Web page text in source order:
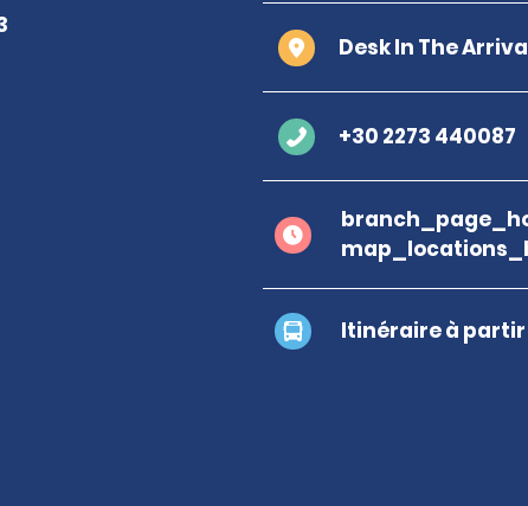
Desk In The
+30 2273 440087
Itinéraire à